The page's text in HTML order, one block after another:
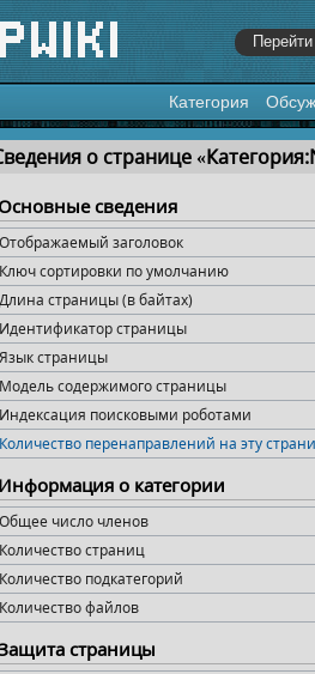
Категория
к:навигация,поиск
о странице
Основные сведения
Отображаемый заголовок
Ключ сортировки по умолчанию
Длина страницы (в байтах)
Идентификатор страницы
Язык страницы
Модель содержимого страницы
Индексация поисковыми роботами
Количество перенаправлений на эту
Информация о категории
Общее число членов
Количество страниц
Количество подкатегорий
Количество файлов
страницы